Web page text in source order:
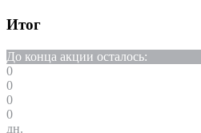
Итог
До конца акции осталось:
0
0
0
0
дн.